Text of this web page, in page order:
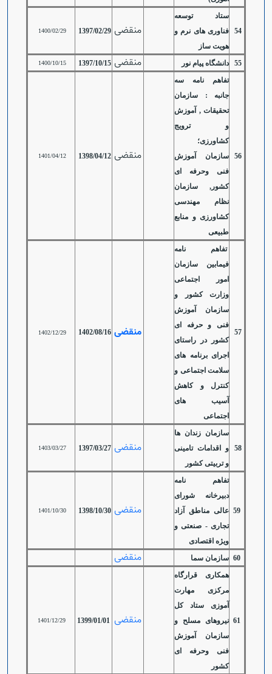
54
ستاد توسعه
فناوری های نرم و
هویت ساز
منقضی 1397/02/29
1400/02/29
55 دانشگاه پیام نور منقضی 1397/10/15
1400/10/15
56
تفاهم نامه سه
جانبه : سازمان
تحقیقات , آموزش
و ترویج
کشاورزی؛
سازمان آموزش
فنی وحرفه ای
کشور, سازمان
نظام مهندسی
کشاورزی و منابع
طبیعی
منقضی 1398/04/12
1401/04/12
57
تفاهم نامه
فیمابین سازمان
امور اجتماعی
وزارت کشور و
سازمان آموزش
فنی و حرفه ای
کشور در راستای
اجرای برنامه های
سلامت اجتماعی و
کنترل و کاهش
آسیب های
اجتماعی
منقضی 1402/08/16
1402/12/29
58
سازمان زندان ها
و اقدامات تامینی
و تربیتی کشور
منقضی 1397/03/27
1403/03/27
59
تفاهم نامه
دبیرخانه شورای
عالی مناطق آزاد
تجاری - صنعتی و
ویژه اقتصادی
منقضی 1398/10/30
1401/10/30
60 سازمان سما منقضی
61
همکاری قرارگاه
مرکزی مهارت
آموزی ستاد کل
نیروهای مسلح و
سازمان آموزش
فنی وحرفه ای
کشور
منقضی 1399/01/01
1401/12/29